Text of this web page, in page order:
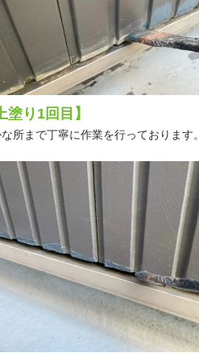
塗り1回目】
所まで丁寧に作業を行っております。